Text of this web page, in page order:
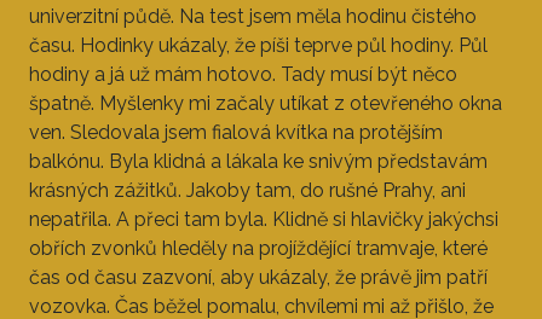
univerzitní půdě. Na test jsem měla hodinu čistého
času. Hodinky ukázaly, že píši teprve půl hodiny. Půl
hodiny a já už mám hotovo. Tady musí být něco
špatně. Myšlenky mi začaly utíkat z otevřeného okna
ven. Sledovala jsem fialová kvítka na protějším
balkónu. Byla klidná a lákala ke snivým představám
krásných zážitků. Jakoby tam, do rušné Prahy, ani
nepatřila. A přeci tam byla. Klidně si hlavičky jakýchsi
obřích zvonků hleděly na projíždějící tramvaje, které
čas od času zazvoní, aby ukázaly, že právě jim patří
vozovka. Čas běžel pomalu, chvílemi mi až přišlo, že